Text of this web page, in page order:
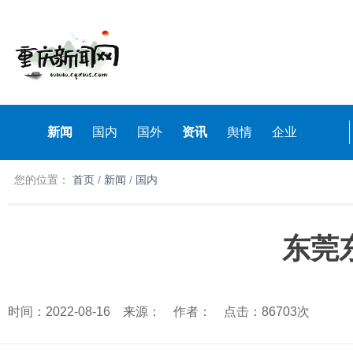
新闻 国内 国外 资讯 舆情 企业
您的位置： 首页 / 新闻 / 国内
东莞
时间：2022-08-16 来源： 作者： 点击：86703次